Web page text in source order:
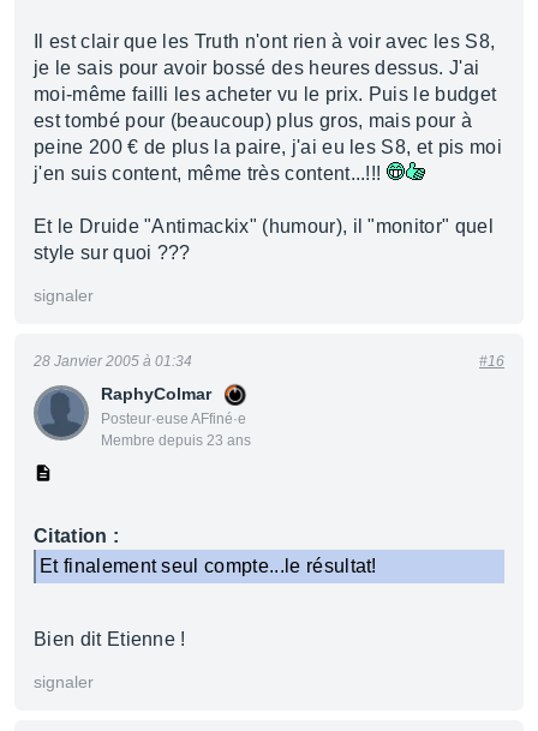
Il est clair que les Truth n'ont rien à voir avec les S8,
je le sais pour avoir bossé des heures dessus. J'ai
moi-même failli les acheter vu le prix. Puis le budget
est tombé pour (beaucoup) plus gros, mais pour à
peine 200 € de plus la paire, j'ai eu les S8, et pis moi
j'en suis content, même très content...!!!
Et le Druide "Antimackix" (humour), il "monitor" quel
style sur quoi ???
signaler
RaphyColmar
Posteur·euse AFfiné·e
Membre depuis 23 ans
28 Janvier 2005 à 01:34 #16
Citation :
Et finalement seul compte...le résultat!
Bien dit Etienne !
signaler